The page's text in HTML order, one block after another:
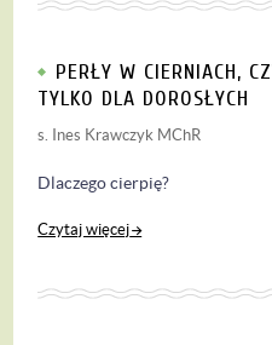
PERŁY W CIERNIACH,
TYLKO DLA DOROSŁYCH
s. Ines Krawczyk MChR
Dlaczego cierpię?
Czytaj więcej